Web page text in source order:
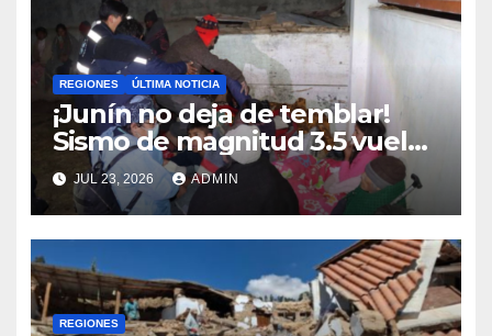
REGIONES ÚLTIMA NOTICIA
¡Junín no deja de temblar!
Sismo de magnitud 3.5 vuelve
a sacudir Chupaca
JUL 23, 2026 ADMIN
REGIONES